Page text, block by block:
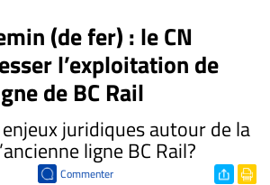
(de fer) : le CN
l’exploitation de
de BC Rail
juridiques autour de la
ligne BC Rail?
Commenter